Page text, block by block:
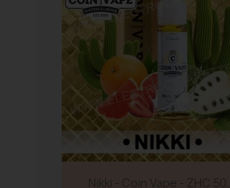
Aperçu rapide
Nikki - Coin Vape - ZHC 50...